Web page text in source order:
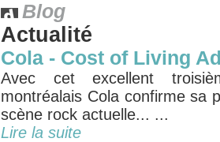
Blog
Actualité
Cola - Cost of Living
Avec cet excellent
montréalais Cola confirme sa
scène rock actuelle... ...
Lire la suite